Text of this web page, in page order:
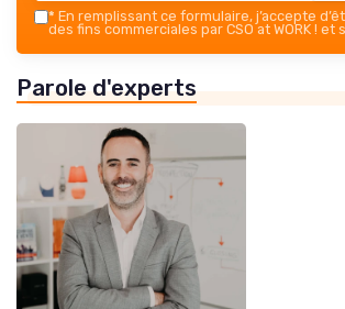
* En remplissant ce formulaire, j’accepte
des fins commerciales par CSO at WORK ! et
Parole d'experts